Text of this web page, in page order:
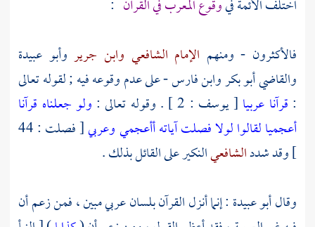
اختلف الأئمة فيوقوع المعرب في القرآن :
فالأكثرون - ومنهم الإمام الشافعي وابن جرير وأبو عبيدة
والقاضي أبو بكروابن فارس- على عدم وقوعه فيه ; لقوله تعالى
: قرآنا عربيا [ يوسف : 2 ] . وقوله تعالى :
ولو جعلناه قرآنا
أعجميا لقالوا لولا فصلت آياته أأعجمي وعربي
[ فصلت : 44
] وقد شددالشافعيالنكير على القائل بذلك .
وقالأبو عبيدة : إنما أنزل القرآن بلسان عربي مبين ، فمن زعم أن